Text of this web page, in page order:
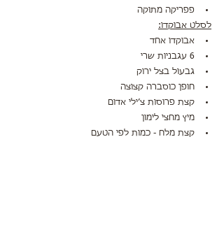
פפריקה מתוקה
לסלט אבוקדו:
אבוקדו אחד
6 עגבניות שרי
גבעול בצל ירוק
חופן כוסברה קצוצה
קצת פרוסות צ׳ילי אדום
מיץ מחצי לימון
קצת מלח - כמות לפי הטעם